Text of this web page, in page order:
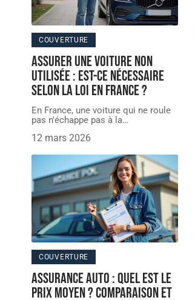
COUVERTURE
Assurer une voiture non
utilisée : est-ce nécessaire
selon la loi en France ?
En France, une voiture qui ne roule
pas n'échappe pas à la…
12 mars 2026
COUVERTURE
Assurance auto : Quel est le
prix moyen ? Comparaison et